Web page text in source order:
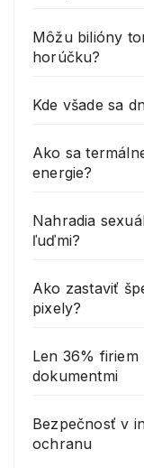
Môžu bilióny
horúčku?
Kde všade sa
Ako sa
energie?
Nahradia
ľuďmi?
Ako zastaviť
pixely?
Len 36%
dokumentmi
Bezpečnosť v
ochranu